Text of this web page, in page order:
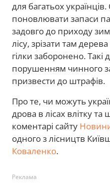
для багатьох
поновлювати запаси
задовго до приходу
лісу, зрізати там
гілки заборонено. Такі
порушенням чинного
призвести до штрафів.
Про те, чи можуть
дрова в лісах влітку
коментарі сайту
одного з лісництв
Коваленко.
Реклама